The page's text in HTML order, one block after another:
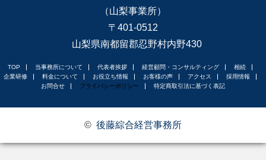
（山梨事業所）
〒401-0512
山梨県南都留郡忍野村内野430
TOP 当事務所について 代表者挨拶 経営顧問・コンサルティング
相続
企業研修
料金について お役立ち情報 お客様の声 アクセス
採用情報
お問合せ
プライバシーポリシー 特定商取引法に基づく表記
© 後藤綜合経営事務所